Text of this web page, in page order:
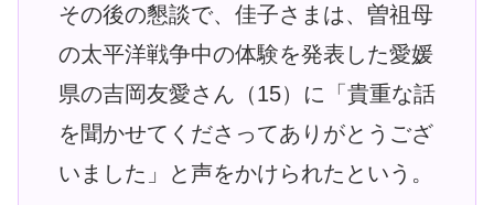
その後の懇談で、佳子さまは、曽祖母
の太平洋戦争中の体験を発表した愛媛
県の吉岡友愛さん（15）に「貴重な話
を聞かせてくださってありがとうござ
いました」と声をかけられたという。